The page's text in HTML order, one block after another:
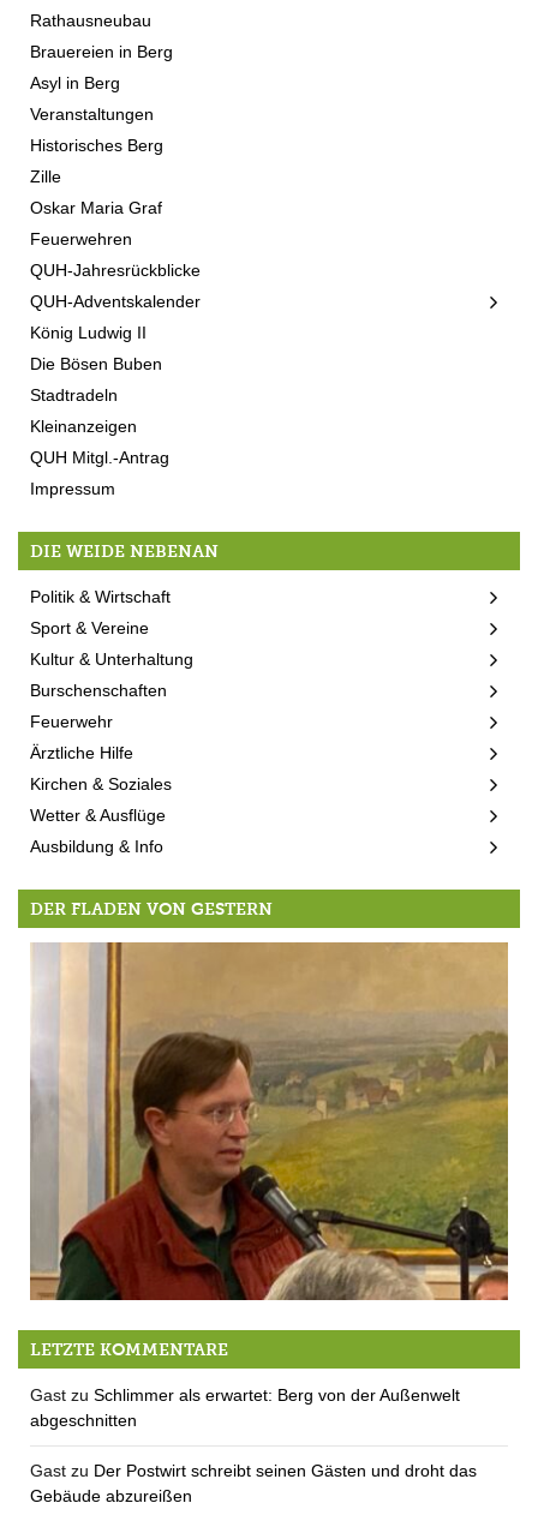
Rathausneubau
Brauereien in Berg
Asyl in Berg
Veranstaltungen
Historisches Berg
Zille
Oskar Maria Graf
Feuerwehren
QUH-Jahresrückblicke
QUH-Adventskalender
König Ludwig II
Die Bösen Buben
Stadtradeln
Kleinanzeigen
QUH Mitgl.-Antrag
Impressum
DIE WEIDE NEBENAN
Politik & Wirtschaft
Sport & Vereine
Kultur & Unterhaltung
Burschenschaften
Feuerwehr
Ärztliche Hilfe
Kirchen & Soziales
Wetter & Ausflüge
Ausbildung & Info
DER FLADEN VON GESTERN
Live von der Bürgerversammlung: Andreas Marschner aus Mörlbach
LETZTE KOMMENTARE
Gast zu Schlimmer als erwartet: Berg von der Außenwelt
abgeschnitten
Gast zu Der Postwirt schreibt seinen Gästen und droht das
Gebäude abzureißen